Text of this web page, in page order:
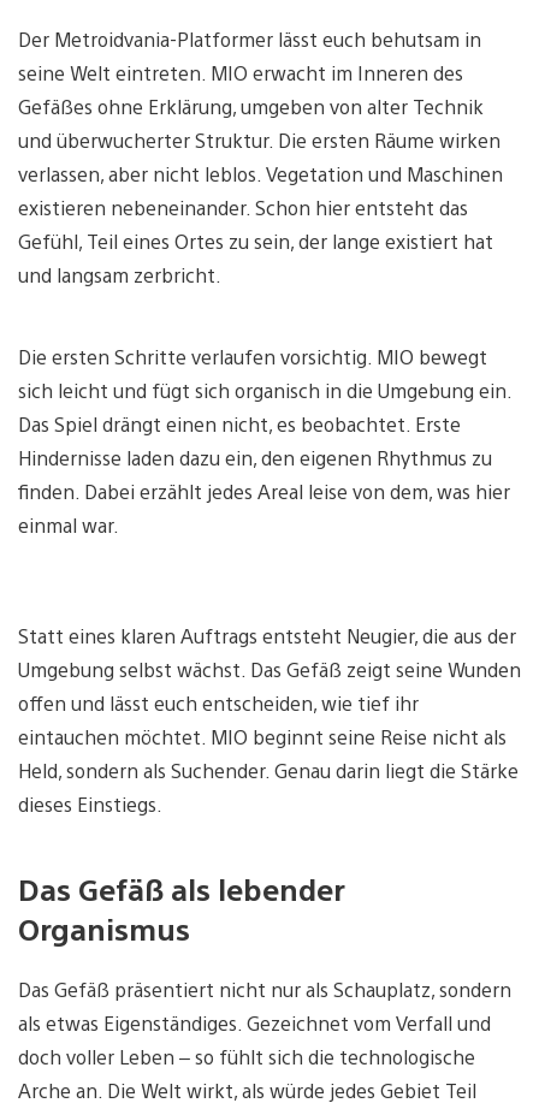
Der Metroidvania-Platformer lässt euch behutsam in
seine Welt eintreten. MIO erwacht im Inneren des
Gefäßes ohne Erklärung, umgeben von alter Technik
und überwucherter Struktur. Die ersten Räume wirken
verlassen, aber nicht leblos. Vegetation und Maschinen
existieren nebeneinander. Schon hier entsteht das
Gefühl, Teil eines Ortes zu sein, der lange existiert hat
und langsam zerbricht.
Die ersten Schritte verlaufen vorsichtig. MIO bewegt
sich leicht und fügt sich organisch in die Umgebung ein.
Das Spiel drängt einen nicht, es beobachtet. Erste
Hindernisse laden dazu ein, den eigenen Rhythmus zu
finden. Dabei erzählt jedes Areal leise von dem, was hier
einmal war.
Statt eines klaren Auftrags entsteht Neugier, die aus der
Umgebung selbst wächst. Das Gefäß zeigt seine Wunden
offen und lässt euch entscheiden, wie tief ihr
eintauchen möchtet. MIO beginnt seine Reise nicht als
Held, sondern als Suchender. Genau darin liegt die Stärke
dieses Einstiegs.
Das Gefäß als lebender
Organismus
Das Gefäß präsentiert nicht nur als Schauplatz, sondern
als etwas Eigenständiges. Gezeichnet vom Verfall und
doch voller Leben – so fühlt sich die technologische
Arche an. Die Welt wirkt, als würde jedes Gebiet Teil